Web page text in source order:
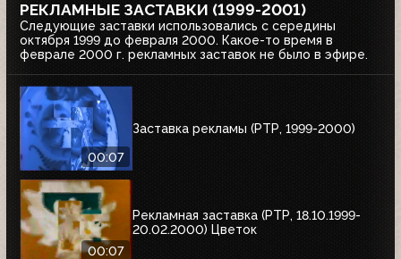
РЕКЛАМНЫЕ ЗАСТАВКИ (1999-2001)
Следующие заставки использовались с середины
октября 1999 до февраля 2000. Какое-то время в
феврале 2000 г. рекламных заставок не было в эфире.
00:07
Заставка рекламы (РТР, 1999-2000)
00:07
Рекламная заставка (РТР, 18.10.1999-
20.02.2000) Цветок